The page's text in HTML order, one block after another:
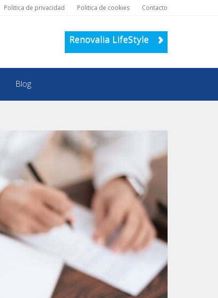
Politica de privacidad Politica de cookies Contacto
Renovalia LifeStyle
Blog